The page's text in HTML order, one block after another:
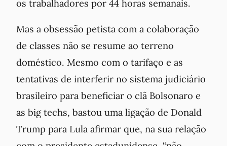
os trabalhadores por 44 horas semanais.
Mas a obsessão petista com a colaboração
de classes não se resume ao terreno
doméstico. Mesmo com o tarifaço e as
tentativas de interferir no sistema judiciário
brasileiro para beneficiar o clã Bolsonaro e
as big techs, bastou uma ligação de Donald
Trump para Lula afirmar que, na sua relação